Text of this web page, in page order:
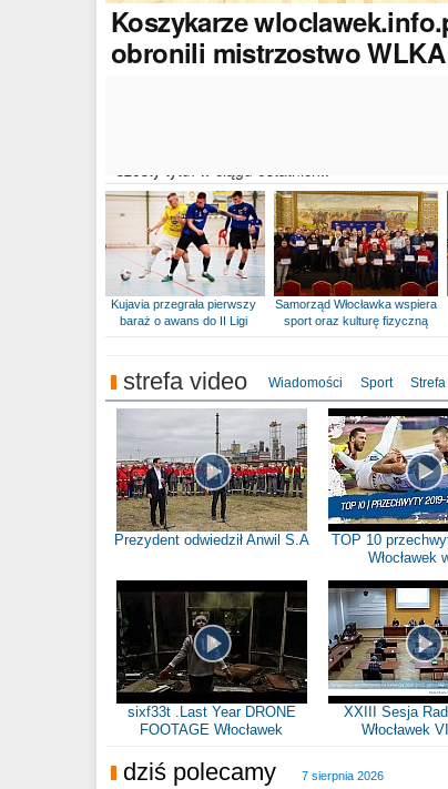
Koszykarze
obronili mistrzostwo WLKA
Kujavia przegrała pierwszy
baraż o awans do II Ligi
Samorząd Włocławka wspiera
sport oraz kulturę fizyczną
strefa video Wiadomości Sport
Prezydent odwiedził Anwil S.A
TOP 10
Włocławek
sixf33t .Last Year DRONE
FOOTAGE Włocławek
XXIII Sesja
Włocławek
dziś polecamy 7 sierpnia 2026